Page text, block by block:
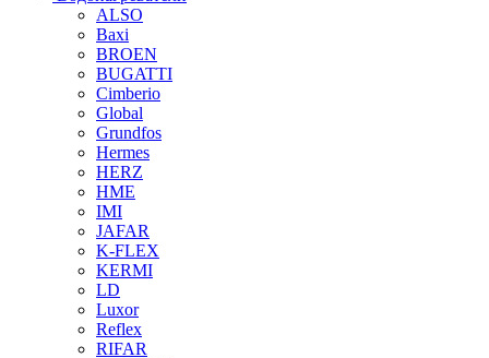
ALSO
Baxi
BROEN
BUGATTI
Cimberio
Global
Grundfos
Hermes
HERZ
HME
IMI
JAFAR
K-FLEX
KERMI
LD
Luxor
Reflex
RIFAR